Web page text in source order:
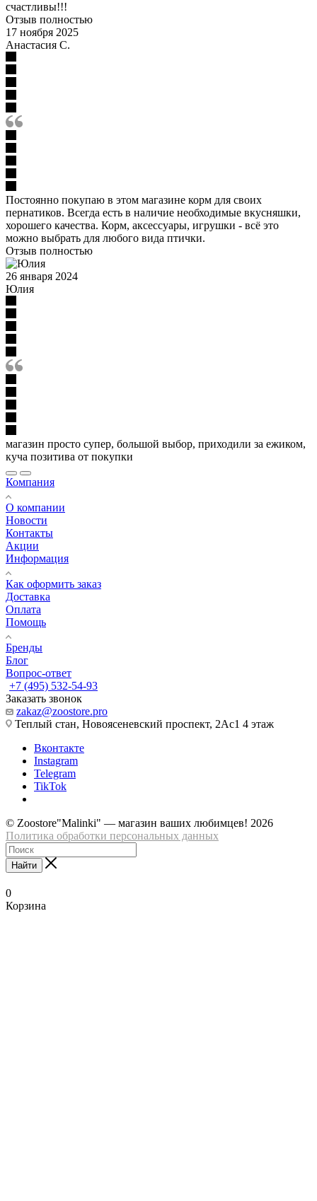
счастливы!!!
Отзыв полностью
17 ноября 2025
Анастасия С.
Постоянно покупаю в этом магазине корм для своих
пернатиков. Всегда есть в наличие необходимые вкусняшки,
хорошего качества. Корм, аксессуары, игрушки - всё это
можно выбрать для любого вида птички.
Отзыв полностью
26 января 2024
Юлия
магазин просто супер, большой выбор, приходили за ежиком,
куча позитива от покупки
Компания
О компании
Новости
Контакты
Акции
Информация
Как оформить заказ
Доставка
Оплата
Помощь
Бренды
Блог
Вопрос-ответ
+7 (495) 532-54-93
Заказать звонок
zakaz@zoostore.pro
Теплый стан, Новоясеневский проспект, 2Ас1 4 этаж
Вконтакте
Instagram
Telegram
TikTok
© Zoostore"Malinki" — магазин ваших любимцев! 2026
Политика обработки персональных данных
Найти
0
Корзина